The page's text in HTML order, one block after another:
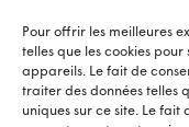
Pour offrir les meilleures
telles que les cookies
appareils. Le fait de
traiter des données telles
uniques sur ce site. Le fait
© Noroît — Site